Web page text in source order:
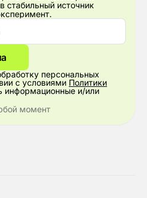
стабильный источник
персональных
с условиями Политики
информационные и/или
момент